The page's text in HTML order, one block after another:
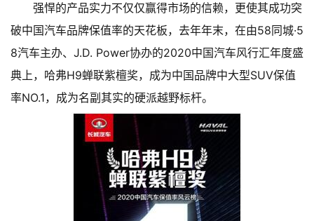
强悍的产品实力不仅仅赢得市场的信赖，更使其成功突
破中国汽车品牌保值率的天花板，去年年末，在由58同城·5
8汽车主办、J.D. Power协办的2020中国汽车风行汇年度盛
典上，哈弗H9蝉联紫檀奖，成为中国品牌中大型SUV保值
率NO.1，成为名副其实的硬派越野标杆。